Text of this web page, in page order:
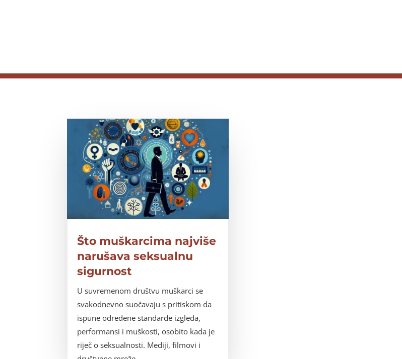
Što muškarcima najviše
narušava seksualnu
sigurnost
U suvremenom društvu muškarci se
svakodnevno suočavaju s pritiskom da
ispune određene standarde izgleda,
performansi i muškosti, osobito kada je
riječ o seksualnosti. Mediji, filmovi i